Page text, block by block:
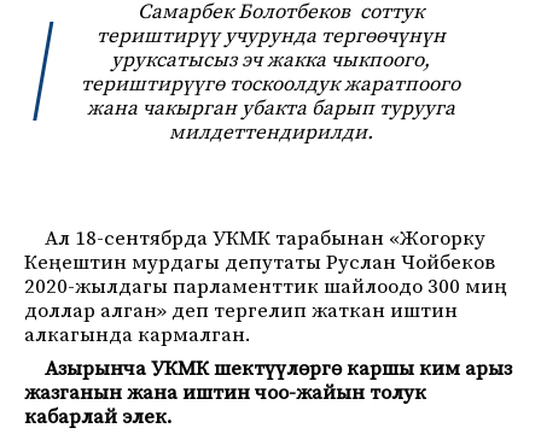
Самарбек Болотбеков соттук
териштирүү учурунда тергөөчүнүн
уруксатысыз эч жакка чыкпоого,
териштирүүгө тоскоолдук жаратпоого
жана чакырган убакта барып турууга
милдеттендирилди.
Ал 18-сентябрда УКМК тарабынан «Жогорку
Кеңештин мурдагы депутаты Руслан Чойбеков
2020-жылдагы парламенттик шайлоодо 300 миң
доллар алган» деп тергелип жаткан иштин
алкагында кармалган.
Азырынча УКМК шектүүлөргө каршы ким арыз
жазганын жана иштин чоо-жайын толук
кабарлай элек.